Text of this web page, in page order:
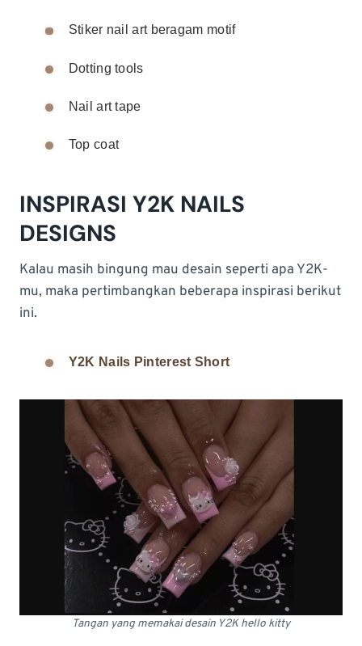
Stiker nail art beragam motif
Dotting tools
Nail art tape
Top coat
INSPIRASI Y2K NAILS
DESIGNS
Kalau masih bingung mau desain seperti apa Y2K-
mu, maka pertimbangkan beberapa inspirasi berikut
ini.
Y2K Nails Pinterest Short
Tangan yang memakai desain Y2K hello kitty